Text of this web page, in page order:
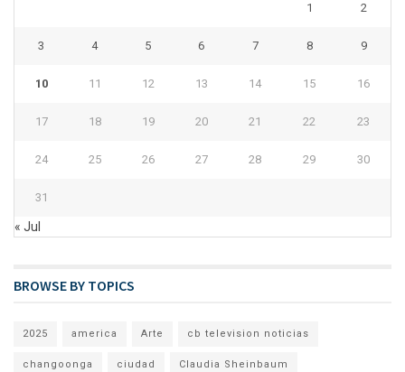
1 2
3 4 5 6 7 8 9
10 11 12 13 14 15 16
17 18 19 20 21 22 23
24 25 26 27 28 29 30
31
« Jul
BROWSE BY TOPICS
2025 america Arte cb television noticias
changoonga ciudad Claudia Sheinbaum